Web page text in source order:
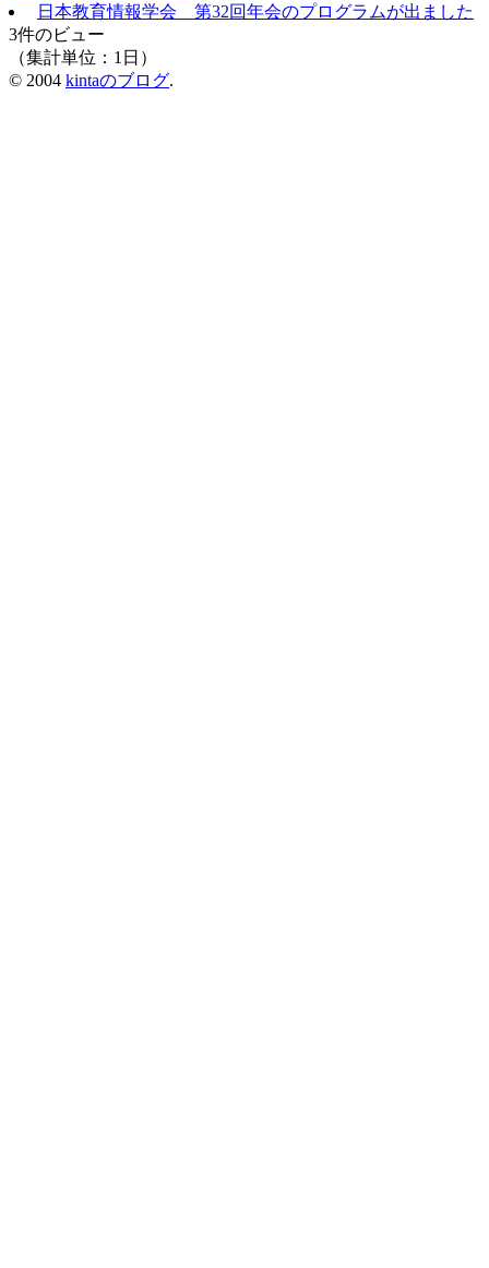
日本教育情報学会 第32回年会のプログラムが出ました
3件のビュー
（集計単位：1日）
© 2004 kintaのブログ.